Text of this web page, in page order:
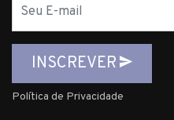
mail
INSCREVER
Política de Privacidade